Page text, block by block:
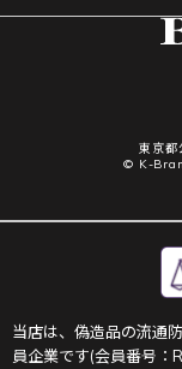
東京
© K-
当店は、偽造品の流通
員企業です(会員番号：